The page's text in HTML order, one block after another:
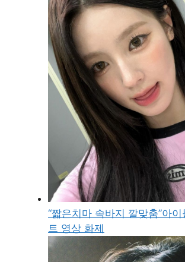
“짧은치마 속바지 깔맞춤”아
트 영상 화제